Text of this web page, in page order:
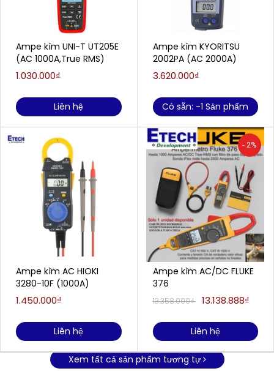
Ampe kìm UNI-T UT205E
(AC 1000A,True RMS)
1.030.000₫
Liên hệ
Ampe kìm AC HIOKI
3280-10F (1000A)
1.450.000₫
Liên hệ
Ampe kìm KYORITSU
2002PA (AC 2000A)
3.620.000₫
Có sẵn: -1 Sản phẩm
- 2%
Ampe kìm AC/DC FLUKE
376
13.358.000₫ 13.138.888₫
Liên hệ
Xem tất cả sản phẩm tương tự